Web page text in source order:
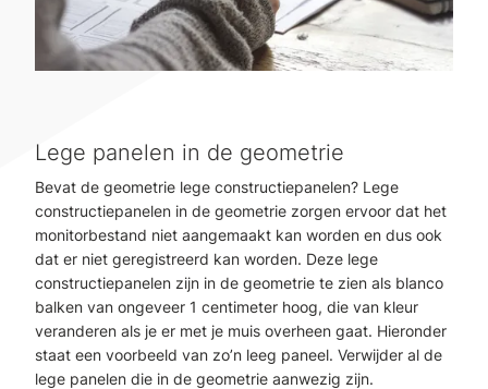
Lege panelen in de geometrie
Bevat de geometrie lege constructiepanelen? Lege
constructiepanelen in de geometrie zorgen ervoor dat het
monitorbestand niet aangemaakt kan worden en dus ook
dat er niet geregistreerd kan worden. Deze lege
constructiepanelen zijn in de geometrie te zien als blanco
balken van ongeveer 1 centimeter hoog, die van kleur
veranderen als je er met je muis overheen gaat. Hieronder
staat een voorbeeld van zo’n leeg paneel. Verwijder al de
lege panelen die in de geometrie aanwezig zijn.